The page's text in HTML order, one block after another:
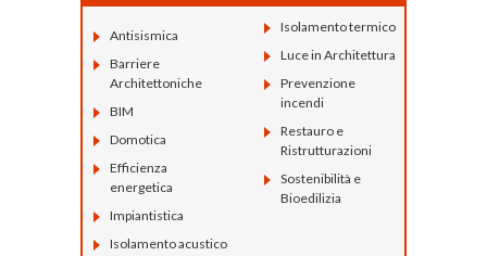
Antisismica
Barriere
Architettoniche
BIM
Domotica
Efficienza
energetica
Impiantistica
Isolamento acustico
Isolamento termico
Luce in Architettura
Prevenzione
incendi
Restauro e
Ristrutturazioni
Sostenibilità e
Bioedilizia